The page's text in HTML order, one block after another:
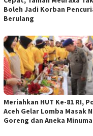
Boleh Jadi Korban
Berulang
Meriahkan HUT Ke-81 RI,
Aceh Gelar Lomba Masak
Goreng dan Aneka